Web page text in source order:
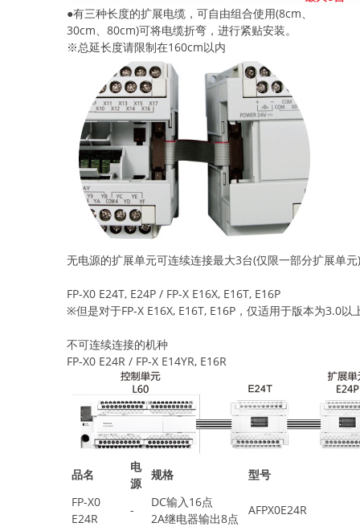
●有三种长度的扩展电缆，可自由组合使用(8cm、
30cm、80cm)可将电缆折弯，进行紧贴安装。
※总延长度请限制在160cm以内
无电源的扩展单元可连续连接最大3台(仅限一部分扩展单
FP-X0 E24T, E24P / FP-X E16X, E16T, E16P
※但是对于FP-X E16X, E16T, E16P，仅适用于版本为3.0以
不可连续连接的机种
FP-X0 E24R / FP-X E14YR, E16R
品名
电
源
规格
型号
FP-X0
E24R
-
DC输入16点
2A继电器输出8点
AFPX0E24R